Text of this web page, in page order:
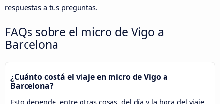
respuestas a tus preguntas.
FAQs sobre el micro de Vigo a
Barcelona
¿Cuánto costá el viaje en micro de Vigo a
Barcelona?
Esto depende, entre otras cosas, del día y la hora del viaje.